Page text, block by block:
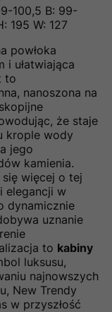
100,5 B: 99-
195 W: 127
powłoka
i ułatwiająca
to
nanoszona na
że staje
krople wody
jego
kamienia.
więcej o tej
elegancji w
dynamicznie
uznanie
to kabiny
luksusu,
najnowszych
New Trendy
w przyszłość